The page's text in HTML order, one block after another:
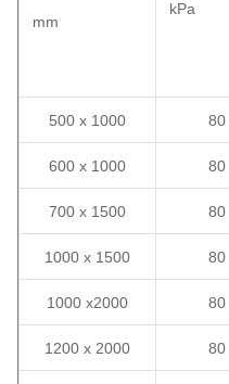
mm
kPa
500 x 1000 80
600 x 1000 80
700 x 1500 80
1000 x 1500 80
1000 x2000 80
1200 x 2000 80